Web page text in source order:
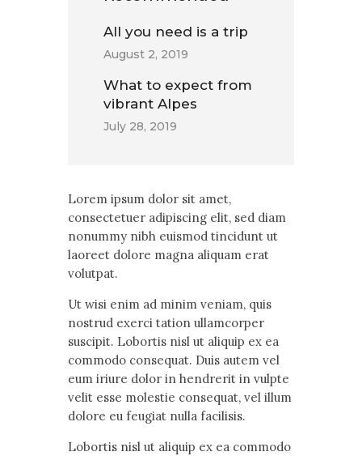
All you need is a trip
August 2, 2019
What to expect from
vibrant Alpes
July 28, 2019
Lorem ipsum dolor sit amet,
consectetuer adipiscing elit, sed diam
nonummy nibh euismod tincidunt ut
laoreet dolore magna aliquam erat
volutpat.
Ut wisi enim ad minim veniam, quis
nostrud exerci tation ullamcorper
suscipit. Lobortis nisl ut aliquip ex ea
commodo consequat. Duis autem vel
eum iriure dolor in hendrerit in vulpte
velit esse molestie consequat, vel illum
dolore eu feugiat nulla facilisis.
Lobortis nisl ut aliquip ex ea commodo